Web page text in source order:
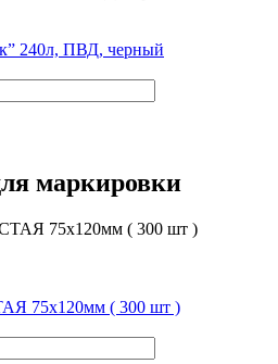
240л, ПВД, черный
маркировки
75х120мм ( 300 шт )